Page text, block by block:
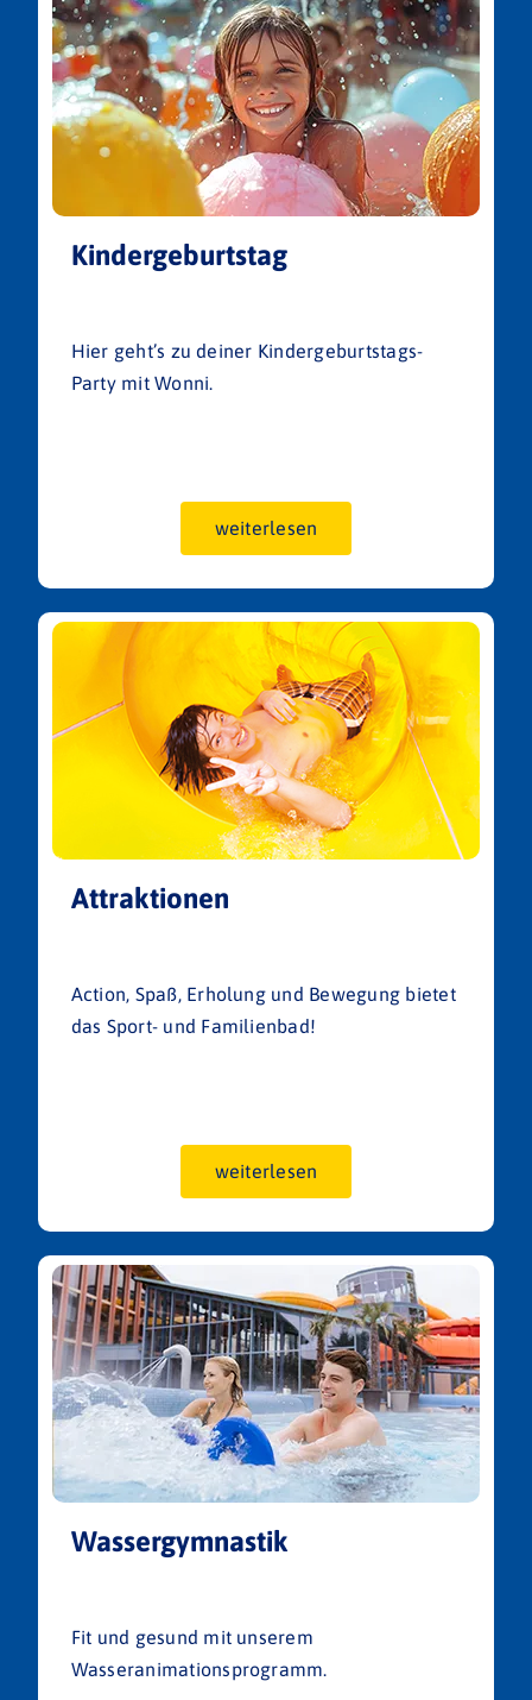
Kindergeburtstag
Hier geht’s zu deiner Kindergeburtstags-
Party mit Wonni.
weiterlesen
Attraktionen
Action, Spaß, Erholung und Bewegung bietet
das Sport- und Familienbad!
weiterlesen
Wassergymnastik
Fit und gesund mit unserem
Wasseranimationsprogramm.